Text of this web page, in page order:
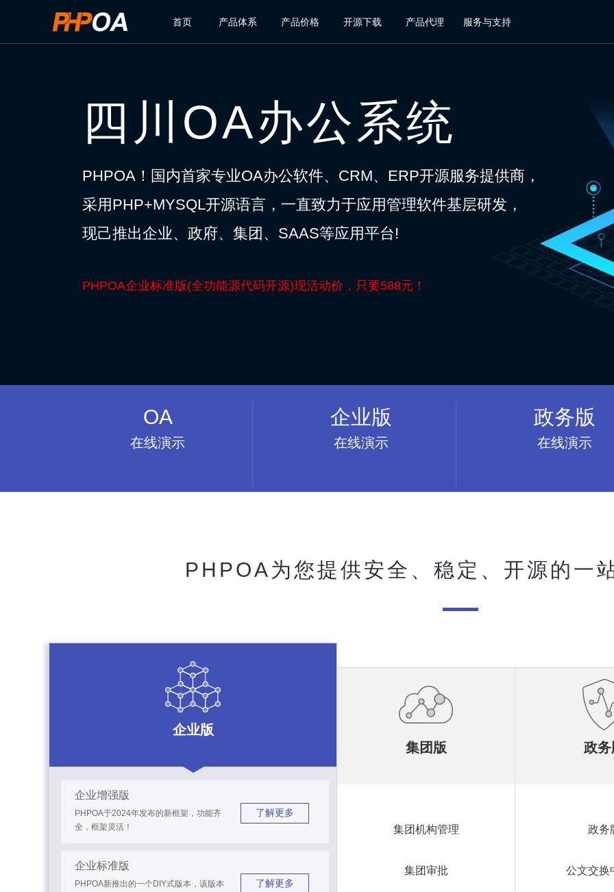
首页 产品体系 产品价格 开源下载 产品代理 服务与支持
四川OA办公系统
PHPOA！国内首家专业OA办公软件、CRM、ERP开源服务提供商，
采用PHP+MYSQL开源语言，一直致力于应用管理软件基层研发，
现己推出企业、政府、集团、SAAS等应用平台!
PHPOA企业标准版(全功能源代码开源)现活动价，只要588元！
OA
在线演示
企业版
在线演示
政务版
在线演示
PHPOA为您提供安全、稳定、开源的一
企业版
企业增强版
PHPOA于2024年发布的新框架，功能齐
全，框架灵活！
了解更多
企业标准版
PHPOA新推出的一个DIY式版本，该版本
了解更多
集团版
集团机构管理
集团审批
政务
政务
公文交换